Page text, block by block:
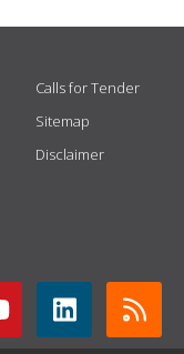
Calls for Tender
Sitemap
Disclaimer